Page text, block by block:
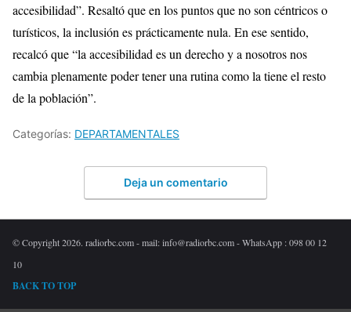
accesibilidad”. Resaltó que en los puntos que no son céntricos o
turísticos, la inclusión es prácticamente nula. En ese sentido,
recalcó que “la accesibilidad es un derecho y a nosotros nos
cambia plenamente poder tener una rutina como la tiene el resto
de la población”.
Categorías: DEPARTAMENTALES
Deja un comentario
© Copyright 2026. radiorbc.com - mail: info@radiorbc.com - WhatsApp : 098 00 12
10
BACK TO TOP